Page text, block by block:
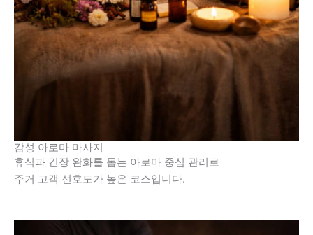
감성 아로마 마사지
휴식과 긴장 완화를 돕는 아로마 중심 관리로
주거 고객 선호도가 높은 코스입니다.